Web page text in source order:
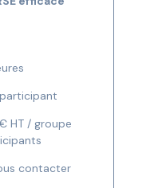
HT / groupe
contacter